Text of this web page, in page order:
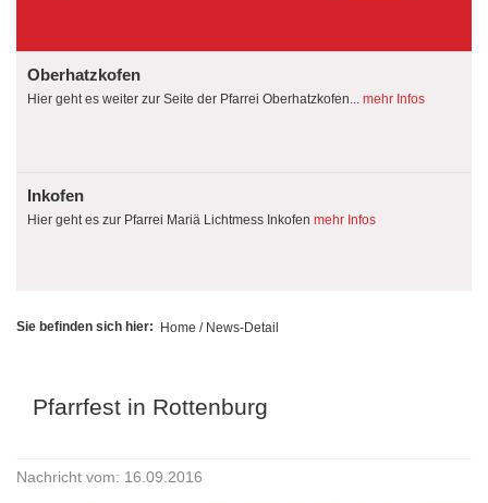
Oberhatzkofen
Hier geht es weiter zur Seite der Pfarrei Oberhatzkofen... mehr Infos
Inkofen
Hier geht es zur Pfarrei Mariä Lichtmess Inkofen mehr Infos
Sie befinden sich hier: Home / News-Detail
Pfarrfest in Rottenburg
Nachricht vom: 16.09.2016